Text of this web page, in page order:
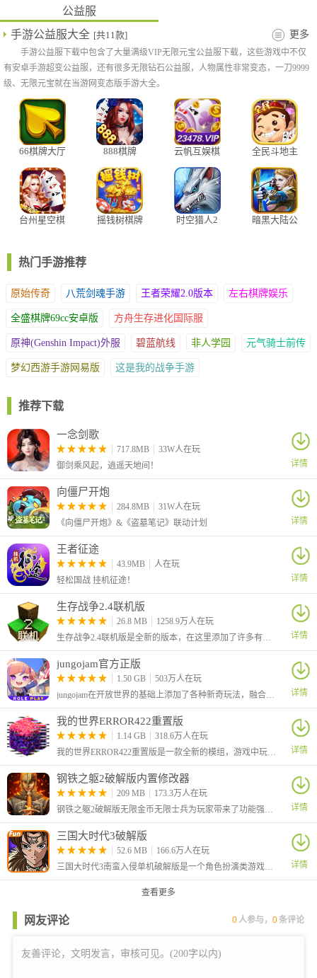
1、涵盖经典流行玩法分类清晰，与各地高手同台竞技更尽兴，随
时随地开启优质游戏体验
2、专属客服24小时在线响应，多样游戏福利助力玩家畅享更优质
互动体验。
3、海量精品棋牌玩法全面满足掌上游戏需求，打造刺激精彩的对
4、经过多年精心研发，每日免费提供三次救济金，给予玩家多样
帮助，最热门竞技赛事搭配智能操作体验
公益服
手游公益服大全 [共11款] 更多
手游公益服下载中包含了大量满级VIP无限元宝公益服下载，这些游戏中不仅
有安卓手游超变公益服，还有很多无限钻石公益服，人物属性非常变态，一刀9999
级、无限元宝就在当游网变态版手游大全。
66棋牌大厅 888棋牌
云帆互娱棋
全民斗地主
台州星空棋
摇钱树棋牌
时空猎人2
暗黑大陆公
热门手游推荐
原始传奇 八荒剑魂手游 王者荣耀2.0版本 左右棋牌娱乐
全盛棋牌69cc安卓版 方舟生存进化国际服
原神(Genshin Impact)外服 碧蓝航线 非人学园 元气骑士前传
梦幻西游手游网易版 这是我的战争手游
推荐下载
一念剑歌
717.8MB
33W人在玩
御剑乘风起，逍遥天地间！
详情
向僵尸开炮
284.8MB
31W人在玩
《向僵尸开炮》&《盗墓笔记》联动计划
详情
王者征途
43.9MB
人在玩
轻松国战 挂机征途！
详情
生存战争2.4联机版
26.8 MB
1258.9万人在玩
生存战争2.4联机版是全新的版本，在这里添加了许多有趣的新玩法，例如增加季节、添加了社区内容搜索、加入了杨树、杨木、杨树叶和树苗、比 2.3 中生成的鱼更多等等
详情
jungojam官方正版
1.50 GB
503万人在玩
jungojam在开放世界的基础上添加了各种新奇玩法，融合了冒险、动作、探索、社交等等元素，你可以和小伙伴们一起在这里嬉戏打闹，一起种田收获你们的快乐，还可以自定义自己的形象哦！
详情
我的世界ERROR422重置版
1.14 GB
318.6万人在玩
我的世界ERROR422重置版是一款全新的模组，游戏中玩家的世界将被一个神秘病毒感染，导致场景、方块、物品和生物都呈现异常状态。
详情
钢铁之躯2破解版内置修改器
209 MB
173.3万人在玩
钢铁之躯2破解版无限金币无限士兵为玩家带来了功能强大的内置作弊菜单，可以让你在玩游戏的同时利用悬浮窗菜单进行游戏数值的修改。
详情
三国大时代3破解版
52.6 MB
166.6万人在玩
三国大时代3南蛮入侵单机破解版是一个角色扮演类游戏，三国大时代系列游戏来到了第三代，玩家依旧需要在三国背景的世界中进行冒险。
详情
查看更多
网友评论 0 人参与，0条评论